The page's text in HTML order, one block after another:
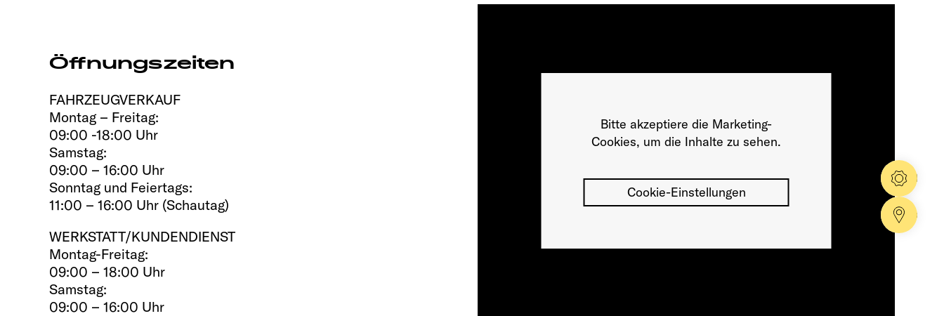
Öffnungszeiten
FAHRZEUGVERKAUF
Montag – Freitag:
09:00 -18:00 Uhr
Samstag:
09:00 – 16:00 Uhr
Sonntag und Feiertags:
11:00 – 16:00 Uhr (Schautag)
WERKSTATT/KUNDENDIENST
Montag-Freitag:
09:00 – 18:00 Uhr
Samstag:
09:00 – 16:00 Uhr
Bitte akzeptiere die Marketing-
Cookies, um die Inhalte zu sehen.
Cookie-Einstellungen